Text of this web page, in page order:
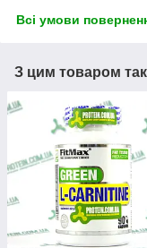
Всі умови
З цим товаром